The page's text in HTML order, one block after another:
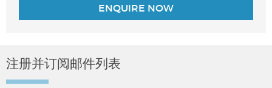
注册并订阅邮件列表